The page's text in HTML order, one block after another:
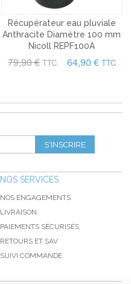
Récupérateur eau pluviale
Anthracite Diamètre 100 mm
Nicoll REPF100A
79,90 € TTC 64,90 € TTC
S'INSCRIRE
NOS SERVICES
NOS ENGAGEMENTS
LIVRAISON
PAIEMENTS SÉCURISÉS
RETOURS ET SAV
SUIVI COMMANDE